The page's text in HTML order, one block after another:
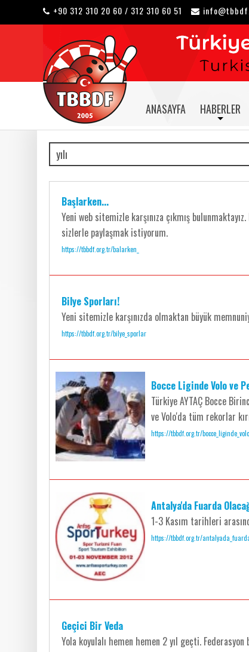
+90 312 310 20 60 / 312 310 60 51
ANASAYFA HABERLER
Başlarken...
Yeni web sitemizle karşınıza çıkmış
sizlerle paylaşmak istiyorum.
https://tbbdf.org.tr/balarken_
Bilye Sporları!
Yeni sitemizle karşınızda olmaktan büyük
https://tbbdf.org.tr/bilye_sporlar
Bocce Liginde Volo ve
Türkiye AYTAÇ Bocce
ve Volo'da tüm rekorlar
https://tbbdf.org.tr/
Antalya'da Fuarda
1-3 Kasım tarihleri
https://tbbdf.org.tr/
Geçici Bir Veda
Yola koyulalı hemen hemen 2 yıl geçti.